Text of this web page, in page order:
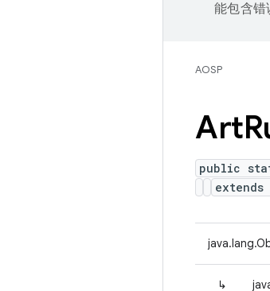
能包含错
AOSP
Art
public
extends
↳